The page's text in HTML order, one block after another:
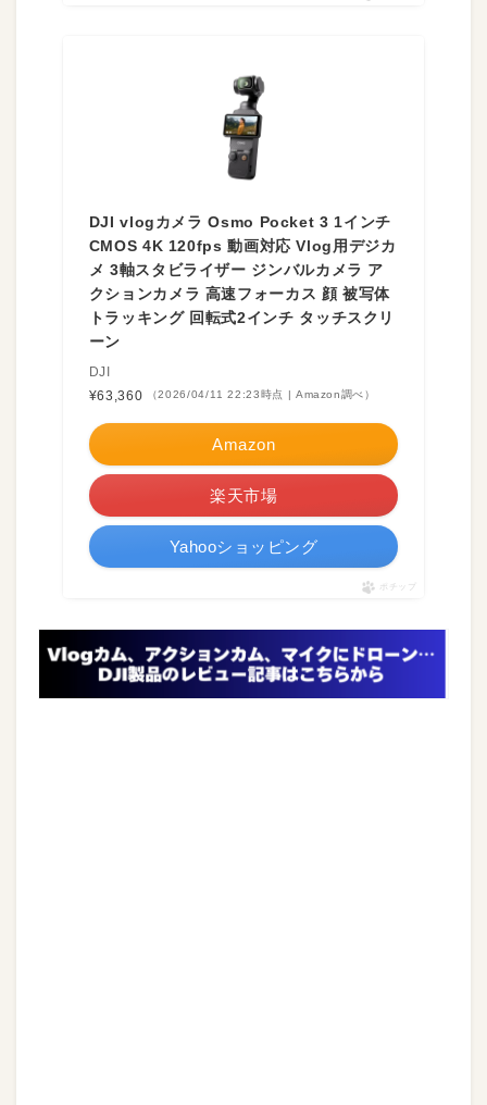
DJI vlogカメラ Osmo Pocket 3 1インチ
CMOS 4K 120fps 動画対応 Vlog用デジカ
メ 3軸スタビライザー ジンバルカメラ ア
クションカメラ 高速フォーカス 顔 被写体
トラッキング 回転式2インチ タッチスクリ
ーン
DJI
¥63,360
（2026/04/11 22:23時点 | Amazon調べ）
Amazon
楽天市場
Yahooショッピング
ポチップ